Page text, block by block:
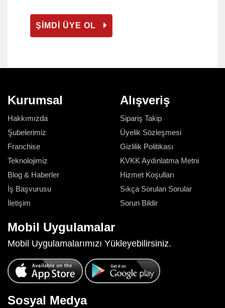
ŞİMDİ ÜYE OL
Kurumsal
Hakkımızda
Şubelerimiz
Franchise
Teknolojimiz
Blog & Haberler
İş Başvurusu
İletişim
Alışveriş
Sipariş Takip
Üyelik Sözleşmesi
Gizlilik Politikası
KVKK Aydınlatma Metni
Hizmet Koşulları
Sıkça Sorulan Sorular
Sorun Bildir
Mobil Uygulamalar
Mobil Uygulamalarımızı Yükleyebilirsiniz.
Sosyal Medya